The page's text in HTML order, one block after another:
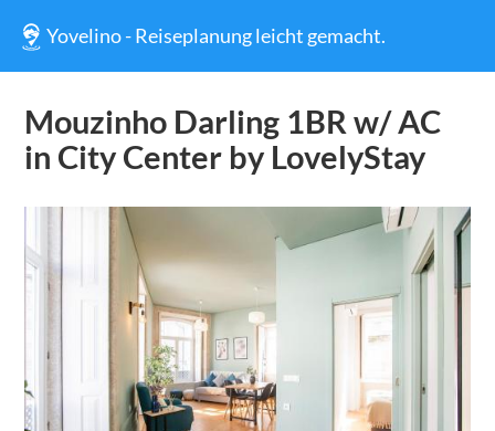
Yovelino - Reiseplanung leicht gemacht.
Mouzinho Darling 1BR w/ AC
in City Center by LovelyStay